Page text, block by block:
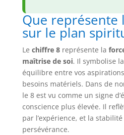
Que représente
sur le plan
Le chiffre 8représente la
maîtrise de soi. Il symbolise
équilibre entre vos
besoins matériels. Dans de
le 8 est vu comme un signe
conscience plus élevée. Il
par l’expérience, et la
persévérance.